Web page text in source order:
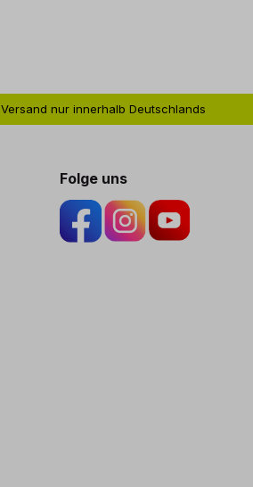
Versand nur innerhalb Deutschlands
Folge uns